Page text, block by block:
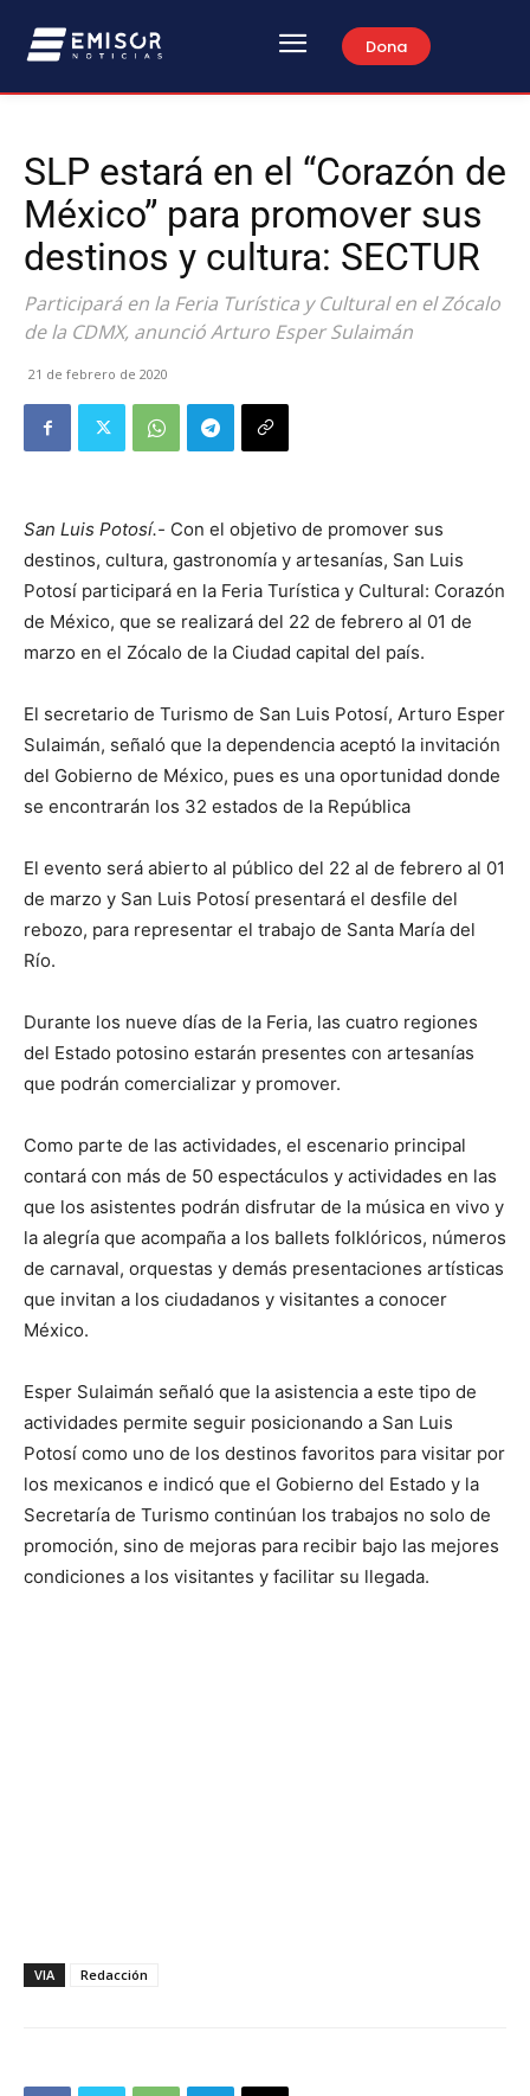
Dona
SLP estará en el “Corazón de
México” para promover sus
destinos y cultura: SECTUR
Participará en la Feria Turística y Cultural en el Zócalo
de la CDMX, anunció Arturo Esper Sulaimán
21 de febrero de 2020
San Luis Potosí.- Con el objetivo de promover sus
destinos, cultura, gastronomía y artesanías, San Luis
Potosí participará en la Feria Turística y Cultural: Corazón
de México, que se realizará del 22 de febrero al 01 de
marzo en el Zócalo de la Ciudad capital del país.
El secretario de Turismo de San Luis Potosí, Arturo Esper
Sulaimán, señaló que la dependencia aceptó la invitación
del Gobierno de México, pues es una oportunidad donde
se encontrarán los 32 estados de la República
El evento será abierto al público del 22 al de febrero al 01
de marzo y San Luis Potosí presentará el desfile del
rebozo, para representar el trabajo de Santa María del
Río.
Durante los nueve días de la Feria, las cuatro regiones
del Estado potosino estarán presentes con artesanías
que podrán comercializar y promover.
Como parte de las actividades, el escenario principal
contará con más de 50 espectáculos y actividades en las
que los asistentes podrán disfrutar de la música en vivo y
la alegría que acompaña a los ballets folklóricos, números
de carnaval, orquestas y demás presentaciones artísticas
que invitan a los ciudadanos y visitantes a conocer
México.
Esper Sulaimán señaló que la asistencia a este tipo de
actividades permite seguir posicionando a San Luis
Potosí como uno de los destinos favoritos para visitar por
los mexicanos e indicó que el Gobierno del Estado y la
Secretaría de Turismo continúan los trabajos no solo de
promoción, sino de mejoras para recibir bajo las mejores
condiciones a los visitantes y facilitar su llegada.
VIA Redacción